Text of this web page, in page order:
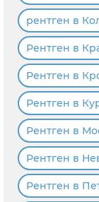
рентген в
Рентген в
Рентген в
Рентген в
Рентген в
Рентген в
Рентген в